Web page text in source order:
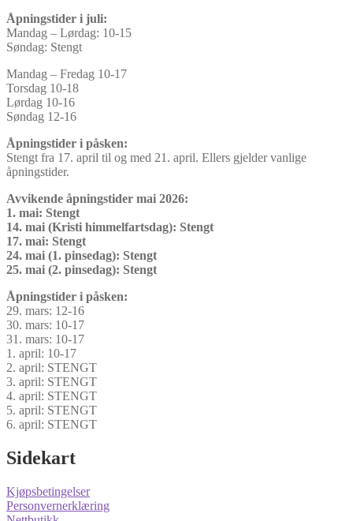
Åpningstider i juli:
Mandag – Lørdag: 10-15
Søndag: Stengt
Mandag – Fredag 10-17
Torsdag 10-18
Lørdag 10-16
Søndag 12-16
Åpningstider i påsken:
Stengt fra 17. april til og med 21. april. Ellers gjelder vanlige
åpningstider.
Avvikende åpningstider mai 2026:
1. mai: Stengt
14. mai (Kristi himmelfartsdag): Stengt
17. mai: Stengt
24. mai (1. pinsedag): Stengt
25. mai (2. pinsedag): Stengt
Åpningstider i påsken:
29. mars: 12-16
30. mars: 10-17
31. mars: 10-17
1. april: 10-17
2. april: STENGT
3. april: STENGT
4. april: STENGT
5. april: STENGT
6. april: STENGT
Sidekart
Kjøpsbetingelser
Personvernerklæring